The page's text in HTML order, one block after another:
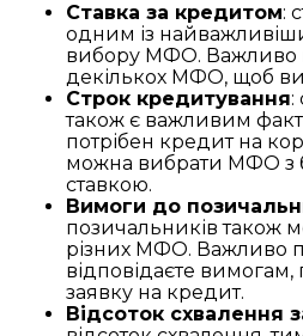
Ставка за кредитом:
одним із
вибору МФО. Важливо
декількох МФО, щоб
Строк кредитування:
також є важливим
потрібен кредит на
можна вибрати МФО з
ставкою.
Вимоги до
позичальників також
різних МФО. Важливо
відповідаєте
заявку на кредит.
Відсоток схвалення